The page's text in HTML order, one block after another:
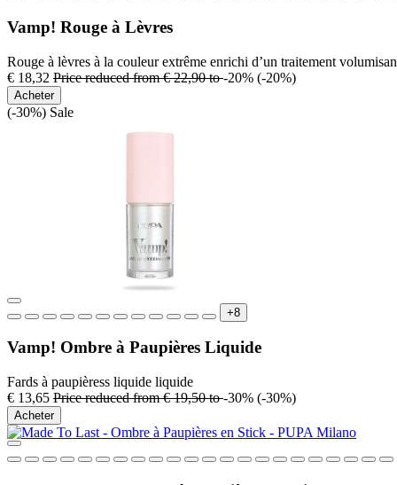
Vamp! Rouge à Lèvres
Rouge à lèvres à la couleur extrême enrichi d’un traitement
€ 18,32 Price reduced from€ 22,90to-20% (-20%)
Acheter
(-30%) Sale
+8
Vamp! Ombre à Paupières Liquide
Fards à paupièress liquide liquide
€ 13,65 Price reduced from€ 19,50to-30% (-30%)
Acheter